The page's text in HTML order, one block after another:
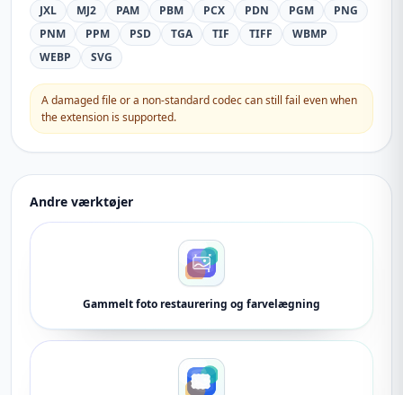
JXL
MJ2 PAM PBM PCX PDN PGM
PNG
PNM
PPM PSD TGA TIF TIFF
WBMP
WEBP
SVG
A damaged file or a non-standard codec can still fail even when
the extension is supported.
Andre værktøjer
Gammelt foto restaurering og farvelægning